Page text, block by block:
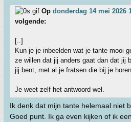
Op donderdag 14 mei 2026
volgende:
[..]
Kun je je inbeelden wat je tante mooi
ze willen dat jij anders gaat dan dat jij
jij bent, met al je fratsen die bij je
Je weet zelf het antwoord wel.
Ik denk dat mijn tante helemaal niet
Goed punt. Ik ga even kijken of ik